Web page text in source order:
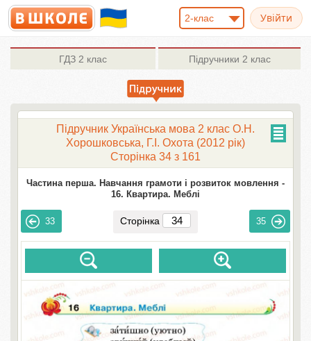
2-клас
ГДЗ 2 клас Підручники 2 клас
Підручник Українська мова 2 клас О.Н.
Хорошковська, Г.І. Охота (2012 рік)
Сторінка 34 з 161
Частина перша. Навчання грамоти і розвиток мовлення -
16. Квартира. Меблі
33 Сторінка 35